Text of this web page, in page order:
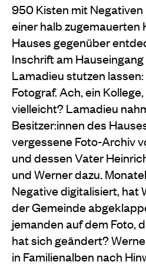
950 Kisten mit Negativen
einer halb zugemauerten
Hauses gegenüber
Inschrift am
Lamadieu stutzen
Fotograf. Ach, ein
vielleicht? Lamadieu
Besitzer:innen des
vergessene Foto-Archiv
und dessen Vater
und Werner dazu.
Negative digitalisiert, hat
der Gemeinde
jemanden auf dem Foto,
hat sich geändert?
in Familienalben nach